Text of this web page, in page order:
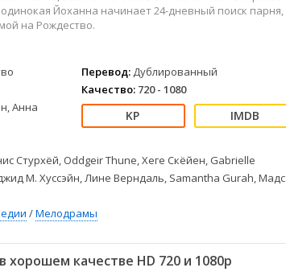
Детские
Фантастика
Фэнтези
Русские
СССР
Зарубежные
Йоханна начинает 24-дневный поиск парня,
на Рождество.
Анна
Перевод: Дублированный
Качество: 720 - 1080
Стурхёй, Oddgeir Thune, Хеге Скёйен, Gabrielle
М. Хуссэйн, Лине Верндаль, Samantha Gurah, Мадс
/Мелодрамы
качестве HD 720 и 1080p